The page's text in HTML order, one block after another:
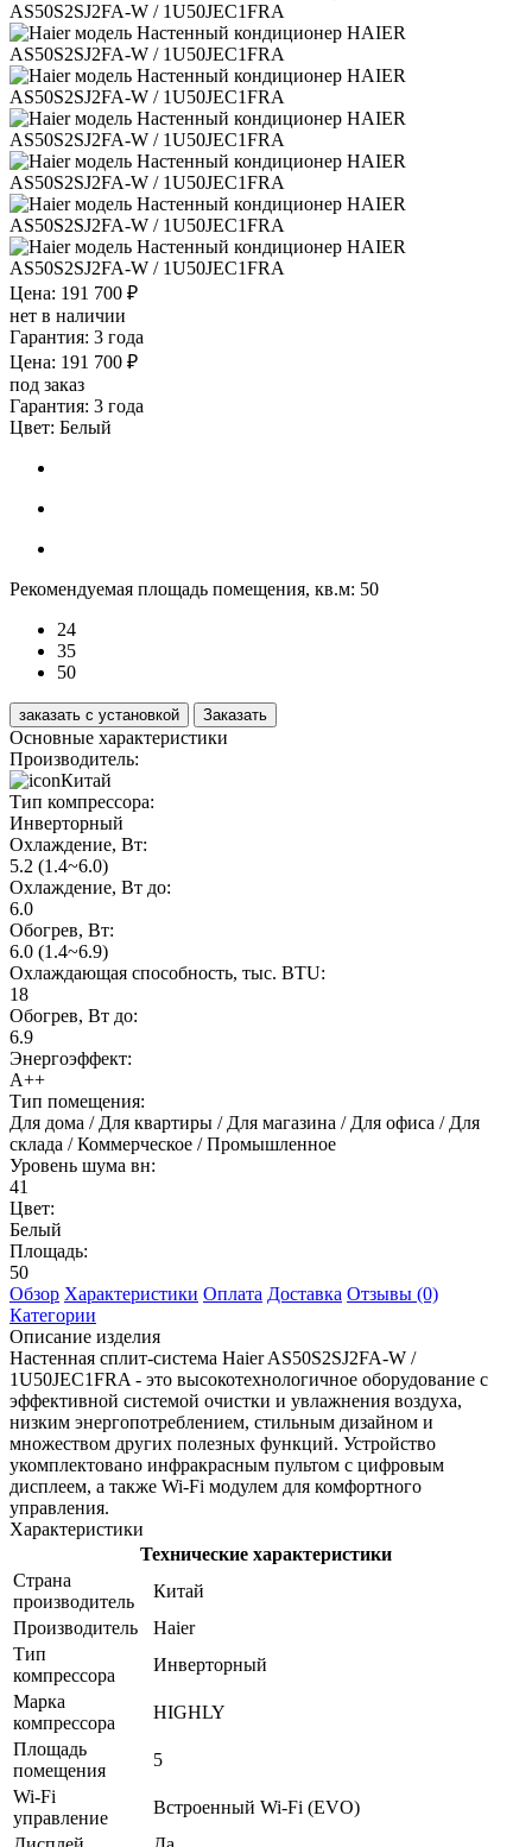
Цена: 191 700 ₽
нет в наличии
Гарантия: 3 года
Цена: 191 700 ₽
под заказ
Гарантия: 3 года
Цвет: Белый
Рекомендуемая площадь помещения, кв.м: 50
24
35
50
заказать с установкой Заказать
Основные характеристики
Производитель:
Китай
Тип компрессора:
Инверторный
Охлаждение, Вт:
5.2 (1.4~6.0)
Охлаждение, Вт до:
6.0
Обогрев, Вт:
6.0 (1.4~6.9)
Охлаждающая способность, тыс. BTU:
18
Обогрев, Вт до:
6.9
Энергоэффект:
А++
Тип помещения:
Для дома / Для квартиры / Для магазина / Для офиса / Для
склада / Коммерческое / Промышленное
Уровень шума вн:
41
Цвет:
Белый
Площадь:
50
Обзор Характеристики Оплата Доставка Отзывы (0)
Категории
Описание изделия
Настенная сплит-система Haier AS50S2SJ2FA-W /
1U50JEC1FRA - это высокотехнологичное оборудование с
эффективной системой очистки и увлажнения воздуха,
низким энергопотреблением, стильным дизайном и
множеством других полезных функций. Устройство
укомплектовано инфракрасным пультом с цифровым
дисплеем, а также Wi-Fi модулем для комфортного
управления.
Характеристики
Технические характеристики
Страна
производитель
Китай
Производитель
Haier
Тип
компрессора
Инверторный
Марка
компрессора
HIGHLY
Площадь
помещения
5
Wi-Fi
управление
Встроенный Wi-Fi (EVO)